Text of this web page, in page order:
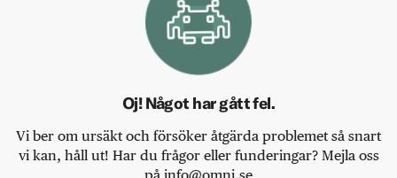
Oj! Något har gått fel.
Vi ber om ursäkt och försöker åtgärda problemet så snart
vi kan, håll ut! Har du frågor eller funderingar? Mejla oss